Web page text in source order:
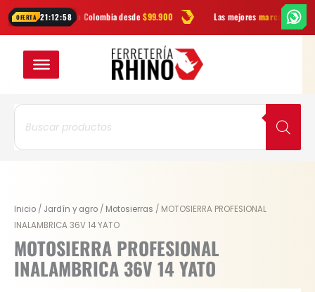
OFERTA 21:12:57
a todo Colombia desde$99.900 Las mejores marcasen herramientas
contenido
Búsqueda
productos
Inicio / Jardín y agro / Motosierras / MOTOSIERRA PROFESIONAL
INALAMBRICA 36V 14 YATO
MOTOSIERRA PROFESIONAL
INALAMBRICA 36V 14 YATO
Original
price
was:
$ 695.400.
Current
price
is:
$ 521.550.